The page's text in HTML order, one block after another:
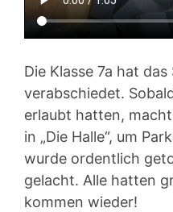
Die Klasse 7a hat
verabschiedet.
erlaubt hatten,
in „Die Halle“, um
wurde ordentlich
gelacht. Alle hatten
kommen wieder!